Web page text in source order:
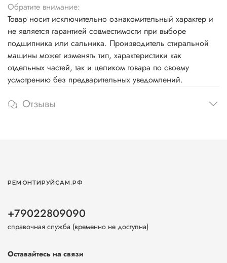
Обратите внимание:
Товар носит исключительно ознакомительный характер и
не является гарантией совместимости при выборе
подшипника или сальника. Производитель стиральной
машины может изменять тип, характеристики как
отдельных частей, так и целиком товара по своему
усмотрению без предварительных уведомлений.
Отзывы
РЕМОНТИРУЙСАМ.РФ
+79022809090
справочная служба (временно не доступна)
Оставайтесь на связи